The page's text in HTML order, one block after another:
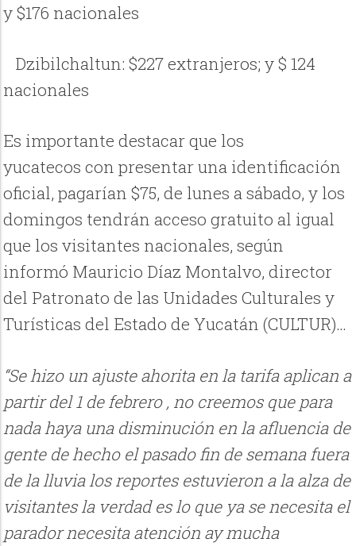
y $176 nacionales
Dzibilchaltun: $227 extranjeros; y $ 124
nacionales
Es importante destacar que los
yucatecos con presentar una identificación
oficial, pagarían $75, de lunes a sábado, y los
domingos tendrán acceso gratuito al igual
que los visitantes nacionales, según
informó Mauricio Díaz Montalvo, director
del Patronato de las Unidades Culturales y
Turísticas del Estado de Yucatán (CULTUR)…
“Se hizo un ajuste ahorita en la tarifa aplican a
partir del 1 de febrero , no creemos que para
nada haya una disminución en la afluencia de
gente de hecho el pasado fin de semana fuera
de la lluvia los reportes estuvieron a la alza de
visitantes la verdad es lo que ya se necesita el
parador necesita atención ay mucha